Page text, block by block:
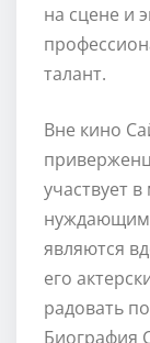
на сцене и
талант.
Вне кино
участвует
являются
его
радовать
Биография